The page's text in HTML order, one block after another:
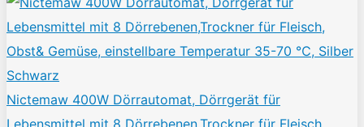
Nictemaw 400W Dörrautomat, Dörrgerät für